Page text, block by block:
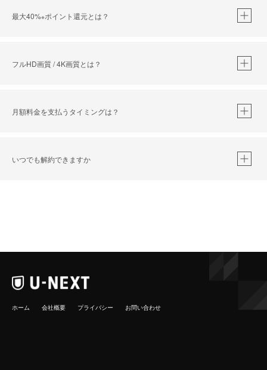
最大40%※ポイント還元とは？
40％ポイント還元の対象は、クレジットカード決済による作品の購入 / レンタルです。
※iOSアプリのUコイン決済による作品の購入 / レンタルは、20％のポイント還元です。
※ 還元の対象外となる決済方法や商品があります。くわしくは をご確認ください。
フルHD画質 / 4K画質とは？
月額料金を支払うタイミングは？
いつでも解約できますか
ホーム 会社概要 プライバシー お問い合わせ